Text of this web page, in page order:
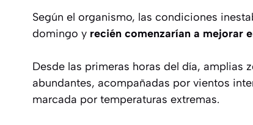
Según el organismo, las condiciones
domingo y recién comenzarían a mejorar
Desde las primeras horas del día,
abundantes, acompañadas por vientos
marcada por temperaturas extremas.